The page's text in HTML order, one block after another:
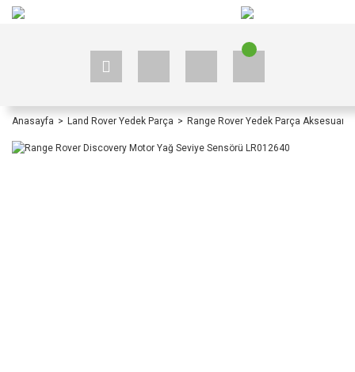
Anasayfa Land Rover Yedek Parça Range Rover Yedek Parça Aksesuar